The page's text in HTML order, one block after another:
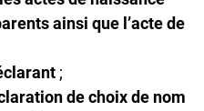
ainsi que l’acte de
;
de choix de nom